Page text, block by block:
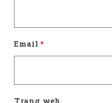
Email *
Trang web